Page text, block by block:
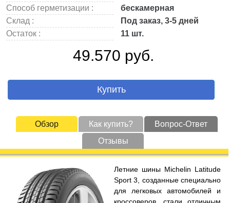
Способ герметизации :
бескамерная
Склад :
Под заказ, 3-5 дней
Остаток :
11 шт.
49.570 руб.
Купить
Обзор Как купить?
Вопрос-Ответ
Отзывы
Летние шины Michelin Latitude
Sport 3, созданные специально
для легковых автомобилей и